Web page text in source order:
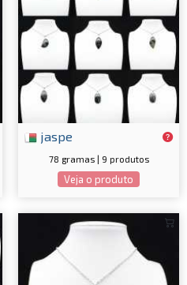
jaspe
78 gramas | 9 produtos
Veja o produto